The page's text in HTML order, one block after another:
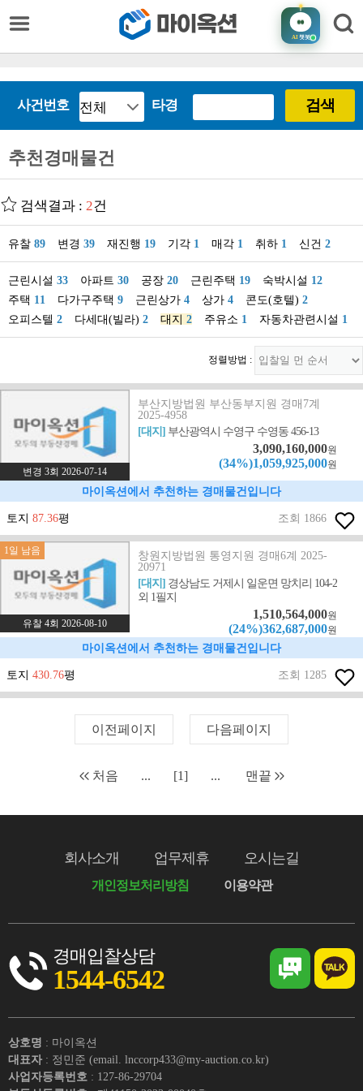
AI챗봇
사건번호 타경 검색
추천경매물건
검색결과 : 2건
유찰 89 변경 39 재진행 19 기각 1 매각 1 취하 1 신건 2
근린시설 33 아파트 30 공장 20 근린주택 19 숙박시설 12
주택 11 다가구주택 9 근린상가 4 상가 4 콘도(호텔) 2
오피스텔 2 다세대(빌라) 2 대지 2 주유소 1 자동차관련시설 1
정렬방법 :
변경 3회 2026-07-14
부산지방법원 부산동부지원 경매7계
2025-4958
[대지] 부산광역시 수영구 수영동 456-13
3,090,160,000원
(34%)1,059,925,000원
마이옥션에서 추천하는 경매물건입니다
토지 87.36평 조회 1866
1일 남음
유찰 4회 2026-08-10
창원지방법원 통영지원 경매6계 2025-
20971
[대지] 경상남도 거제시 일운면 망치리 104-2
외 1필지
1,510,564,000원
(24%)362,687,000원
마이옥션에서 추천하는 경매물건입니다
토지 430.76평 조회 1285
이전페이지 다음페이지
처음 ... [1] ... 맨끝
회사소개 업무제휴 오시는길
개인정보처리방침 이용약관
경매입찰상담
1544-6542
상호명 : 마이옥션
대표자 : 정민준 (email. lnccorp433@my-auction.co.kr)
사업자등록번호 : 127-86-29704